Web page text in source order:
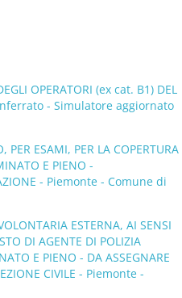
OPERATORI (ex cat. B1) DEL
- Simulatore aggiornato
ESAMI, PER LA COPERTURA
E PIENO -
- Piemonte - Comune di
ESTERNA, AI SENSI
DI AGENTE DI POLIZIA
E PIENO - DA ASSEGNARE
CIVILE - Piemonte -